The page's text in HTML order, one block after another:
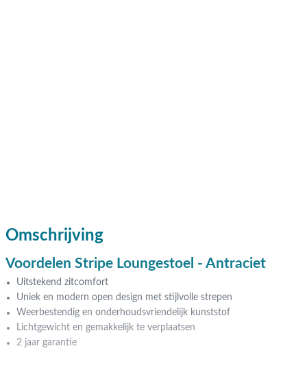
Omschrijving
Voordelen Stripe Loungestoel - Antraciet
Uitstekend zitcomfort
Uniek en modern open design met stijlvolle strepen
Weerbestendig en onderhoudsvriendelijk kunststof
Lichtgewicht en gemakkelijk te verplaatsen
2 jaar garantie